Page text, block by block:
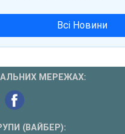
Всі Новини
МЕРЕЖАХ:
(ВАЙБЕР):